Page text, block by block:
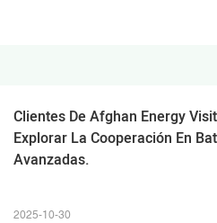
Clientes De Afghan Energy
Explorar La Cooperación En
Avanzadas.
2025-10-30